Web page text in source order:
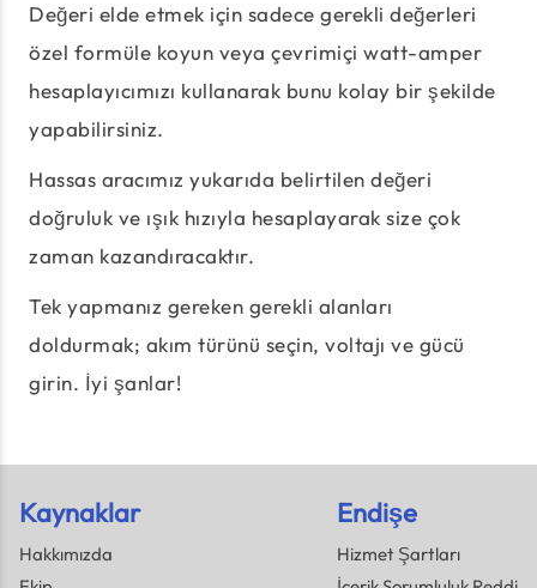
Değeri elde etmek için sadece gerekli değerleri
özel formüle koyun veya çevrimiçi watt-amper
hesaplayıcımızı kullanarak bunu kolay bir şekilde
yapabilirsiniz.
Hassas aracımız yukarıda belirtilen değeri
doğruluk ve ışık hızıyla hesaplayarak size çok
zaman kazandıracaktır.
Tek yapmanız gereken gerekli alanları
doldurmak; akım türünü seçin, voltajı ve gücü
girin. İyi şanlar!
Kaynaklar
Hakkımızda
Endişe
Hizmet Şartları